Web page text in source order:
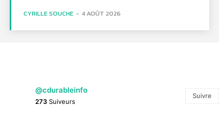
CYRILLE SOUCHE - 4 AOÛT 2026
@cdurableinfo
273 Suiveurs
Suivre